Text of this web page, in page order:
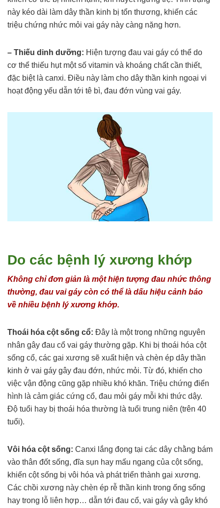
này kéo dài làm dây thần kinh bị tổn thương, khiến các
triệu chứng nhức mỏi vai gáy này càng nặng hơn.
– Thiếu dinh dưỡng: Hiện tượng đau vai gáy có thể do
cơ thể thiếu hụt một số vitamin và khoáng chất cần thiết,
đặc biệt là canxi. Điều này làm cho dây thần kinh ngoại vi
hoạt động yếu dẫn tới tê bì, đau đớn vùng vai gáy.
Do các bệnh lý xương khớp
Không chỉ đơn giản là một hiện tượng đau nhức thông
thường, đau vai gáy còn có thể là dấu hiệu cảnh báo
về nhiều bệnh lý xương khớp.
Thoái hóa cột sống cổ: Đây là một trong những nguyên
nhân gây đau cổ vai gáy thường gặp. Khi bị thoái hóa cột
sống cổ, các gai xương sẽ xuất hiện và chèn ép dây thần
kinh ở vai gáy gây đau đớn, nhức mỏi. Từ đó, khiến cho
việc vận động cũng gặp nhiều khó khăn. Triệu chứng điển
hình là cảm giác cứng cổ, đau mỏi gáy mỗi khi thức dậy.
Độ tuổi hay bị thoái hóa thường là tuổi trung niên (trên 40
tuổi).
Vôi hóa cột sống: Canxi lắng đọng tại các dây chằng bám
vào thân đốt sống, đĩa sụn hay mấu ngang của cột sống,
khiến cột sống bị vôi hóa và phát triển thành gai xương.
Các chồi xương này chèn ép rễ thần kinh trong ống sống
hay trong lỗ liên hợp… dẫn tới đau cổ, vai gáy và gây khó